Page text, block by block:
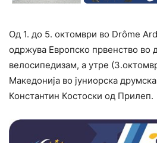
Од 1. до 5. октомври во Drôme
одржува Европско првенство во
велосипедизам, а утре
Македонија во јуниорска
Константин Костоски од Прилеп.